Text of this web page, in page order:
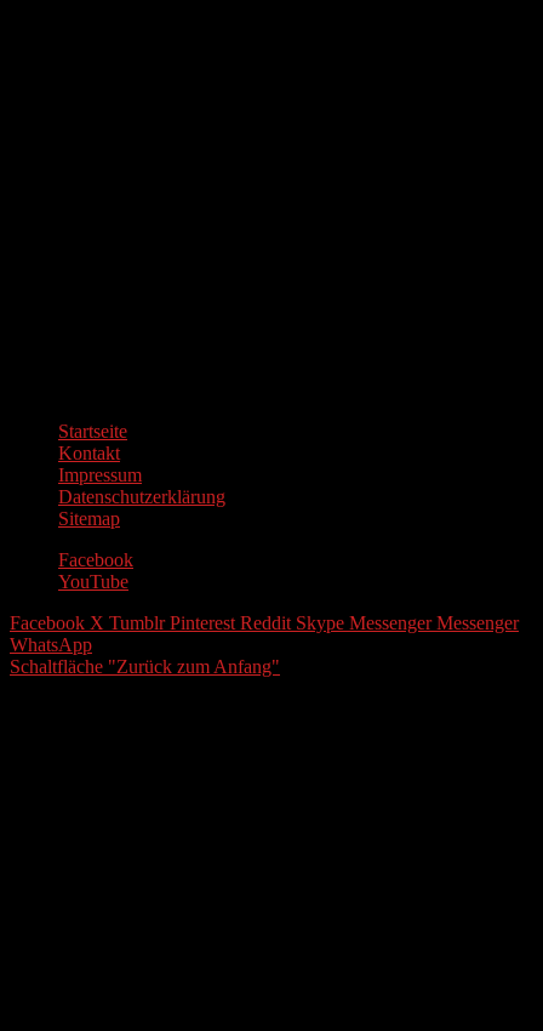
Startseite
Kontakt
Impressum
Datenschutzerklärung
Sitemap
Facebook
YouTube
Facebook X Tumblr Pinterest Reddit Skype Messenger Messenger
WhatsApp
Schaltfläche "Zurück zum Anfang"